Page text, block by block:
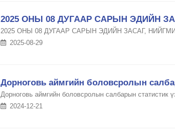
2025 ОНЫ 08 ДУГААР САРЫН ЭДИЙН
2025 ОНЫ 08 ДУГААР САРЫН ЭДИЙН ЗАСАГ,
2025-08-29
Дорноговь аймгийн боловсролын
Дорноговь аймгийн боловсролын салбарын статистик
2024-12-21